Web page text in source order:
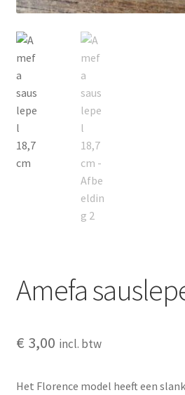
Amefa
€ 3,00 incl. btw
Het Florence model heeft een